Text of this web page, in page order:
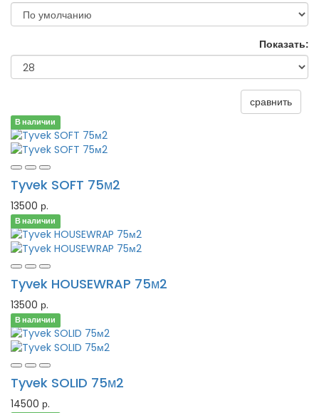
Показать:
сравнить
В наличии
Tyvek SOFT 75м2
13500 р.
В наличии
Tyvek HOUSEWRAP 75м2
13500 р.
В наличии
Tyvek SOLID 75м2
14500 р.